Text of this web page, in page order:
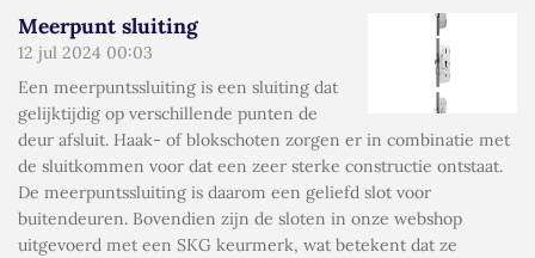
Meerpunt sluiting
12 jul 2024 00:03
Een meerpuntssluiting is een sluiting dat
gelijktijdig op verschillende punten de
deur afsluit. Haak- of blokschoten zorgen er in combinatie met
de sluitkommen voor dat een zeer sterke constructie ontstaat.
De meerpuntssluiting is daarom een geliefd slot voor
buitendeuren. Bovendien zijn de sloten in onze webshop
uitgevoerd met een SKG keurmerk, wat betekent dat ze